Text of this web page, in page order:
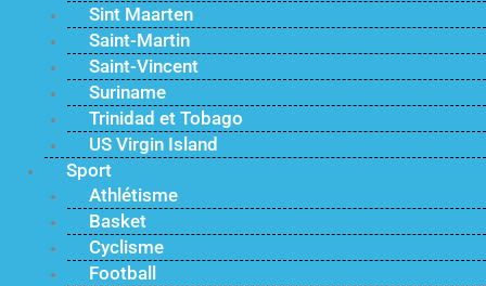
Sint Maarten
Saint-Martin
Saint-Vincent
Suriname
Trinidad et Tobago
US Virgin Island
Sport
Athlétisme
Basket
Cyclisme
Football